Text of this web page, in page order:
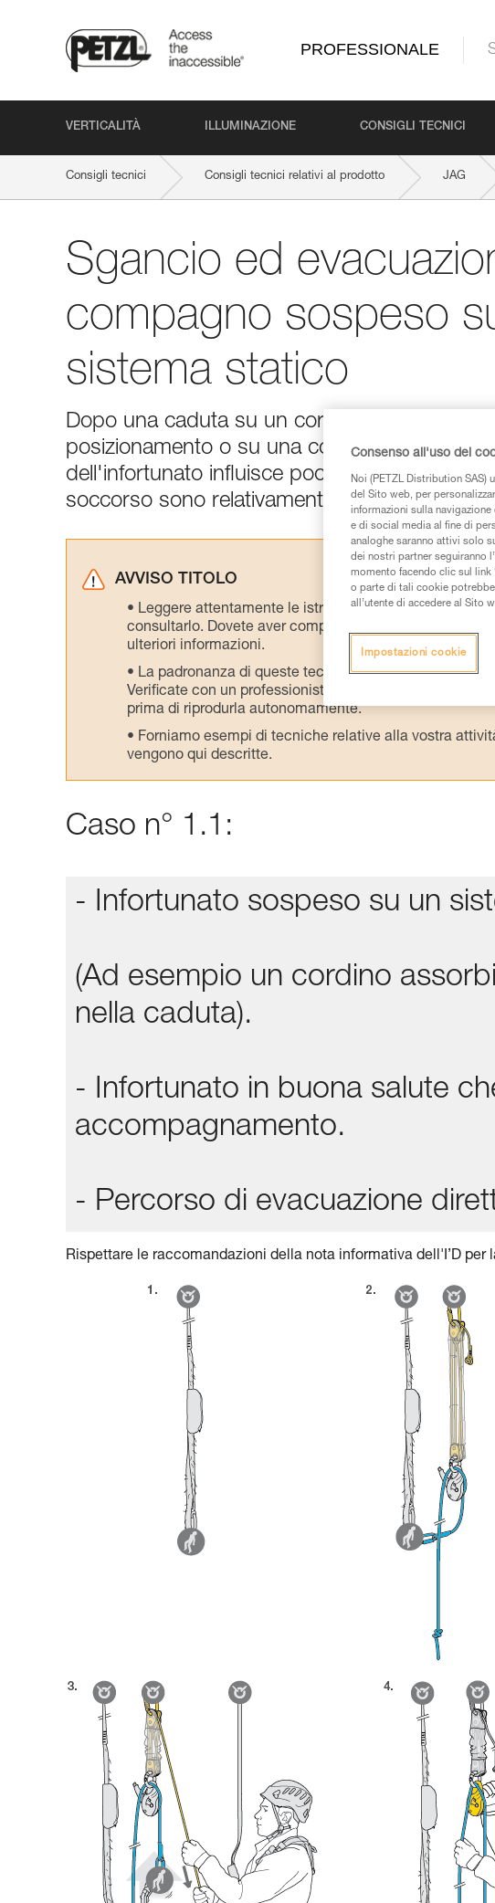
PROFESSIONALE
VERTICALITÀ ILLUMINAZIONE CONSIGLI TECNICI
Consigli tecnici Consigli tecnici relativi al prodotto JAG
Sgancio ed
compagno sospeso
sistema statico
Dopo una caduta su un cordino con
posizionamento o su una corda a distanza
dell'infortunato influisce poco
soccorso sono relativamente semplici.
AVVISO TITOLO
Leggere attentamente le istruzioni tecniche dei
consultarlo. Dovete aver compreso le informazioni
ulteriori informazioni.
La padronanza di queste tecniche richiede una
Verificate con un professionista la vostra capacità di
prima di riprodurla autonomamente.
Forniamo esempi di tecniche relative alla vostra
vengono qui descritte.
Caso n° 1.1:
- Infortunato sospeso su un
(Ad esempio un cordino
nella caduta).
- Infortunato in buona salute
accompagnamento.
- Percorso di evacuazione
Rispettare le raccomandazioni della nota informativa dell'I’D
Consenso all'uso dei
Noi (PETZL Distribution
del Sito web, per
informazioni sulla
e di social media al fine di
analoghe saranno attivi solo
dei nostri partner seguiranno
momento facendo clic sul
o parte di tali cookie potrebbe
all’utente di accedere al Sito
Impostazioni cookie